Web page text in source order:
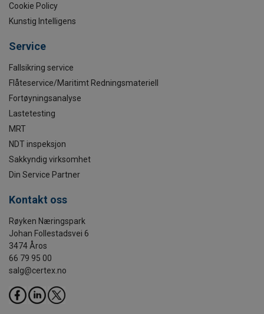
Cookie Policy
Kunstig Intelligens
Service
Fallsikring service
Flåteservice/Maritimt Redningsmateriell
Fortøyningsanalyse
Lastetesting
MRT
NDT inspeksjon
Sakkyndig virksomhet
Din Service Partner
Kontakt oss
Røyken Næringspark
Johan Follestadsvei 6
3474 Åros
66 79 95 00
salg@certex.no